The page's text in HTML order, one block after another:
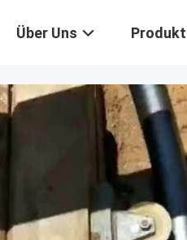
Über Uns